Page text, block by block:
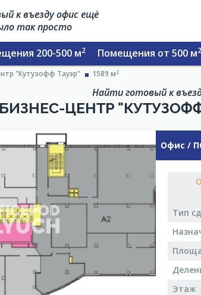
к въезду офис ещё
так просто
200-500 м2 Помещения от 500 м2
"Кутузофф Тауэр" 1589 м2
Найти готовый к
БИЗНЕС-ЦЕНТР
Офис /
Тип
Этаж